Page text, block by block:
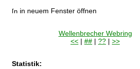
in neuem Fenster öffnen
Wellenbrecher Webring
<< | ## | ?? | >>
Statistik: